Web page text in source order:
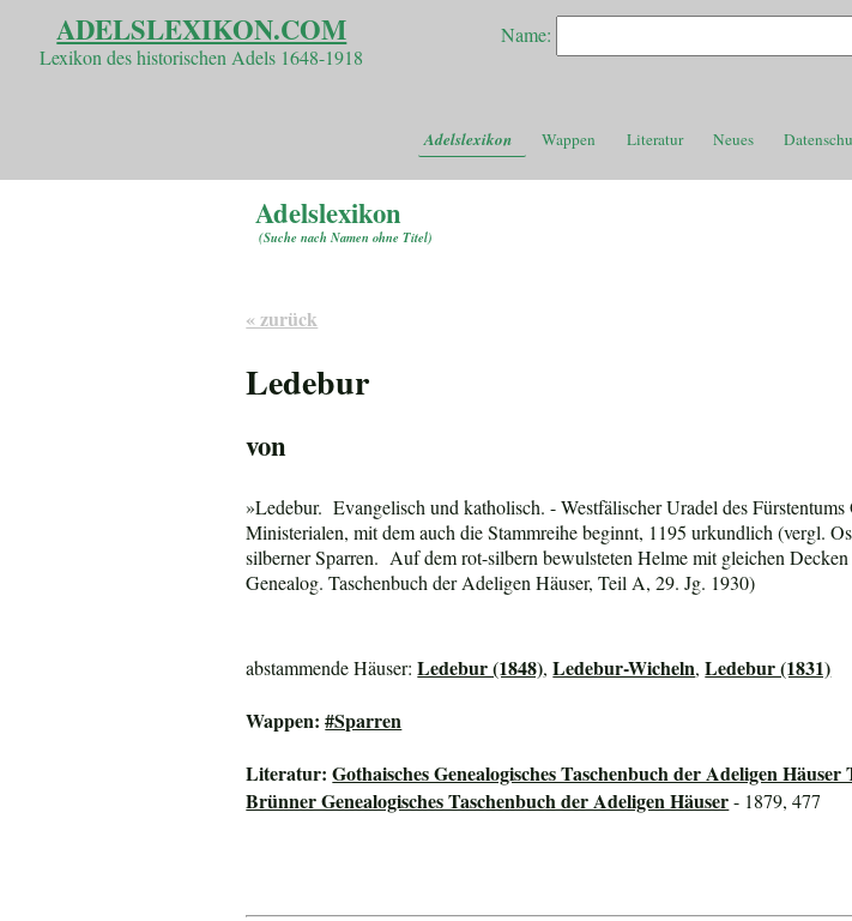
ADELSLEXIKON.COM
Lexikon des historischen Adels 1648-1918
Name:
Adelslexikon Wappen Literatur Neues
Adelslexikon
(Suche nach Namen ohne Titel)
« zurück
Ledebur
von
»Ledebur. Evangelisch und katholisch. - Westfälischer Uradel des
Ministerialen, mit dem auch die Stammreihe beginnt, 1195 urkundlich (vergl.
silberner Sparren. Auf dem rot-silbern bewulsteten Helme mit gleichen
Genealog. Taschenbuch der Adeligen Häuser, Teil A, 29. Jg. 1930)
abstammende Häuser:Ledebur (1848),Ledebur-Wicheln,Ledebur (1831)
Wappen:#Sparren
Literatur:Gothaisches Genealogisches Taschenbuch der Adeligen Häuser
Brünner Genealogisches Taschenbuch der Adeligen Häuser- 1879, 477